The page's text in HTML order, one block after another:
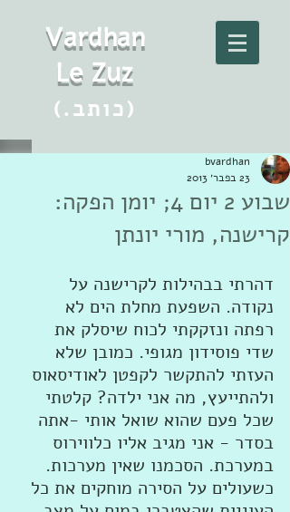
Vardhan
Le Zuz
(.כותב)
שבוע 2 יום 4; יומן הפקה:
קרישנה, מורי יונתן
bvardhan
23 בפבר׳ 2013
דהרתי בבהילות לקרישנה על
נקודה. השפעת מחלת הים לא
רפתה ונזקקתי לכוח שיסלק את
שדי פוסידון מגופי. כמובן שלא
העזתי להתקשר לקפטן לאודיסאוס
ולהתייעץ, מה אני ילדה? קלטתי
שכל פעם שהוא שואל אותי -אתה
בסדר - אני מגיב אליו כלווירוס
במערכת. הסכמנו שאין מערכות.
כשעולים על הסירה מוחקים את כל